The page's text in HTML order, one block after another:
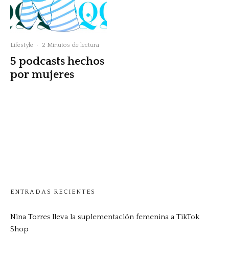
Lifestyle · 2 Minutos de lectura
5 podcasts hechos
por mujeres
ENTRADAS RECIENTES
Nina Torres lleva la suplementación femenina a TikTok
Shop